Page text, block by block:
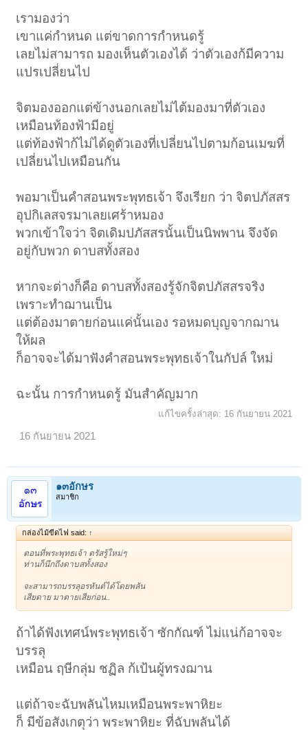
เรามองว่า
เขาแค่กำหนด แต่ขาดการกำหนดรู้
เลยไม่สามารถ มองเห็นตัวเองได้ ว่าตัวเองก้มีความ
แปรเปลี่ยนไป
จิตมองออกแต่ข้างนอกเลยไม่ไต้มองมาที่ตัวเอง
เหมือนท้องฟ้ามีอยู่
แต่ท้องฟ้าก้ไม่ได้ดูตัวเองที่เปลี่ยนไปตามก้อนเมฆที่
เปลี่ยนไปเหมือนกัน
พอมาเป็นคำสอนพระพุทธเจ้า จึงเรียก ว่า จิตปภัสสร
อุปกิเลสจรมาเลยเศร้าหมอง
พวกเข้าใจว่า จิตเดิมปภัสสรนั้นเป็นนิพพาน จึงจัด
อยู่กับพวก ดาบสทั้งสอง
หากจะต่างก็คือ ดาบสทั้งสองรู้จักจิตปภัสสรจริง
เพราะทำฌานเป็น
แต่ต้องมาตายก่อนแค่นั้นเอง รอหมดบุญจากฌาน
ให้ผล
ก็อาจจะได้มาฟังคำสอนพระพุทธเจ้าในกัปล์ ใหม่
ฉะนั้น การกำหนดรู้ มันสำคัญมาก
แก้ไขครั้งล่าสุด: 16 กันยายน 2021
16 กันยายน 2021
๑๓อักษร
สมาชิก
กล่องไม้ขีดไฟ said: ↑
ตอนที่พระพุทธเจ้า ตรัสรู้ใหม่ๆ
ท่านก็นึกถึงดาบสทั้งสอง
จะสามารถบรรลุอรหันต์ได้โดยพลัน
เสียดาย มาตายเสียก่อน..
ถ้าได้ฟังเทศน์พระพุทธเจ้า ซักกัณฑ์ ไม่แน่ก้อาจจะ
บรรลุ
เหมือน ฤษีกลุ่ม ชฏิล ก้เป้นผู้ทรงฌาน
แต่ถ้าจะฉับพลันไหมเหมือนพระพาหิยะ
ก็ มีข้อสังเกตุว่า พระพาหิยะ ที่ฉับพลันได้